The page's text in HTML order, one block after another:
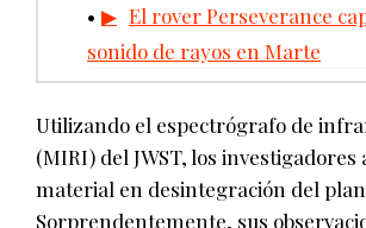
El rover Perseverance
sonido de rayos en Marte
Utilizando el espectrógrafo de
(MIRI) del JWST, los
material en desintegración del
Sorprendentemente, sus